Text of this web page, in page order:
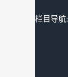
栏目导航: